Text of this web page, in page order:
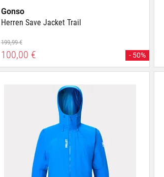
Gonso
Herren Save Jacket Trail
199,99 €
100,00 € - 50%